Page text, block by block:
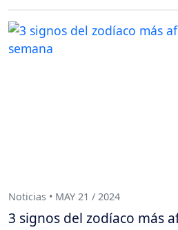
Noticias • MAY 21 / 2024
3 signos del zodíaco más